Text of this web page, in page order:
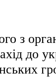
з
до